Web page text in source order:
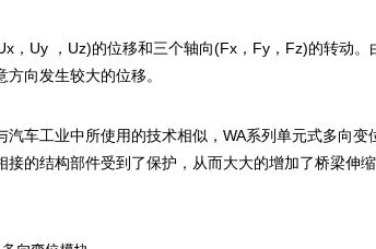
，Uz)的位移和三个轴向(Fx，Fy，Fz)的转动
向发生较大的位移。
工业中所使用的技术相似，WA系列单元式多向变
的结构部件受到了保护，从而大大的增加了桥梁伸